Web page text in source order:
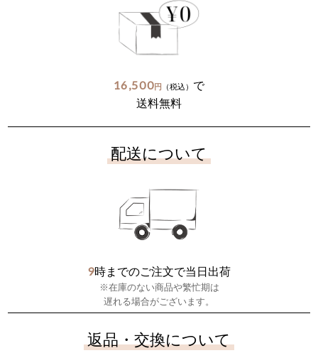
16,500円 （税込） で
送料無料
配送について
9時までのご注文で当日出荷
※在庫のない商品や繁忙期は
遅れる場合がございます。
返品・交換について